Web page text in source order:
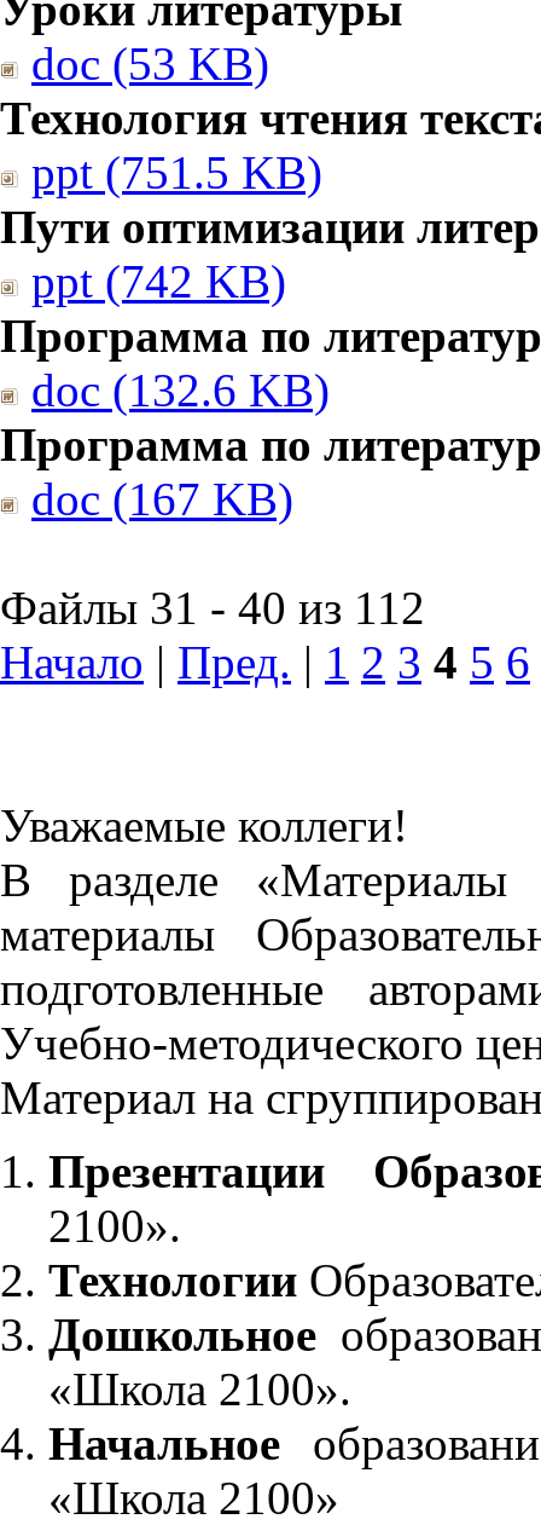
doc (53 KB)
Технология чтения
ppt (751.5 KB)
Пути оптимизации
ppt (742 KB)
Программа по
doc (132.6 KB)
Программа по
doc (167 KB)
Файлы 31 - 40 из 112
Начало | Пред. | 1 2 3 4 5 6
Уважаемые коллеги!
В разделе «Материалы
материалы
подготовленные
Учебно-методического
Материал на
Презентации
2100».
Технологии
Дошкольное
«Школа 2100».
Начальное
«Школа 2100»